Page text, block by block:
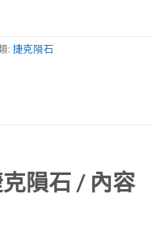
: 捷克隕石
隕石 / 內容